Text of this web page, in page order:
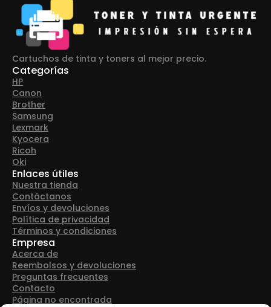
Cartuchos de tinta y toners al mejor precio.
Categorías
HP
Canon
Brother
Samsung
Lexmark
Kyocera
Ricoh
Oki
Enlaces útiles
Nuestra tienda
Contáctanos
Envíos y devoluciones
Política de privacidad
Términos y condiciones
Empresa
Acerca de
Reembolsos y devoluciones
Preguntas frecuentes
Contacto
Página no encontrada